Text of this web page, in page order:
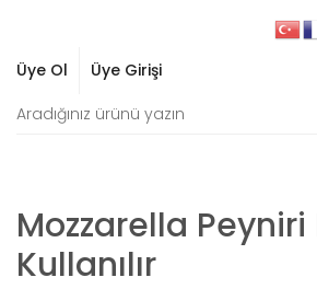
Üye Ol Üye Girişi
Mozzarella
Kullanılır